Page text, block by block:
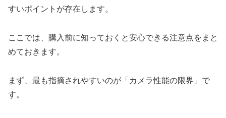
すいポイントが存在します。
ここでは、購入前に知っておくと安心できる注意点をまと
めておきます。
まず、最も指摘されやすいのが「カメラ性能の限界」で
す。